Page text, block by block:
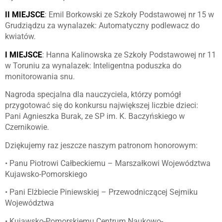
II MIEJSCE: Emil Borkowski ze Szkoły Podstawowej nr 15 w
Grudziądzu za wynalazek: Automatyczny podlewacz do
kwiatów.
I MIEJSCE: Hanna Kalinowska ze Szkoły Podstawowej nr 11
w Toruniu za wynalazek: Inteligentna poduszka do
monitorowania snu.
Nagroda specjalna dla nauczyciela, którzy pomógł
przygotować się do konkursu największej liczbie dzieci:
Pani Agnieszka Burak, ze SP im. K. Baczyńskiego w
Czernikowie.
Dziękujemy raz jeszcze naszym patronom honorowym:
• Panu Piotrowi Całbeckiemu – Marszałkowi Województwa
Kujawsko-Pomorskiego
• Pani Elżbiecie Piniewskiej – Przewodniczącej Sejmiku
Województwa